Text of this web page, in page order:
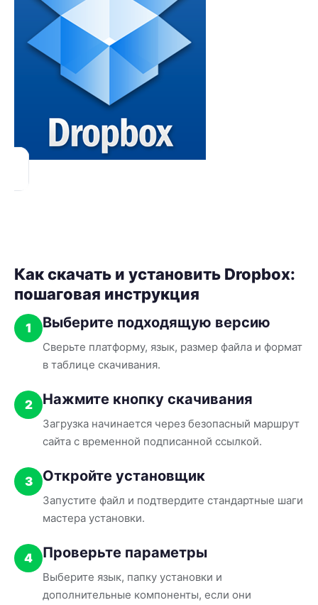
Как скачать и установить Dropbox:
пошаговая инструкция
1 Выберите подходящую версию
Сверьте платформу, язык, размер файла и формат
в таблице скачивания.
2 Нажмите кнопку скачивания
Загрузка начинается через безопасный маршрут
сайта с временной подписанной ссылкой.
3 Откройте установщик
Запустите файл и подтвердите стандартные шаги
мастера установки.
4 Проверьте параметры
Выберите язык, папку установки и
дополнительные компоненты, если они